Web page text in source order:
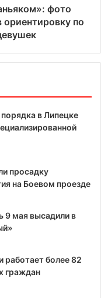
фото
по
в Липецке
просадку
на Боевом проезде
9 мая высадили в
работает более 82
граждан